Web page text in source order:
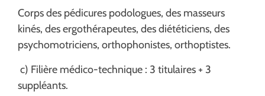
Corps des pédicures podologues, des masseurs
kinés, des ergothérapeutes, des diététiciens, des
psychomotriciens, orthophonistes, orthoptistes.
c) Filière médico-technique : 3 titulaires + 3
suppléants.